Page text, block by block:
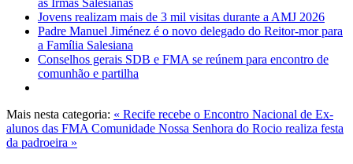
às Irmãs Salesianas
Jovens realizam mais de 3 mil visitas durante a AMJ 2026
Padre Manuel Jiménez é o novo delegado do Reitor-mor para
a Família Salesiana
Conselhos gerais SDB e FMA se reúnem para encontro de
comunhão e partilha
Mais nesta categoria: « Recife recebe o Encontro Nacional de Ex-
alunos das FMA Comunidade Nossa Senhora do Rocio realiza festa
da padroeira »